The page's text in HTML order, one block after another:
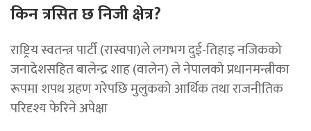
किन त्रसित छ निजी क्षेत्र?
राष्ट्रिय स्वतन्त्र पार्टी (रास्वपा)ले लगभग दुई-तिहाइ नजिकको
जनादेशसहित बालेन्द्र शाह (वालेन) ले नेपालको प्रधानमन्त्रीका
रूपमा शपथ ग्रहण गरेपछि मुलुकको आर्थिक तथा राजनीतिक
परिदृश्य फेरिने अपेक्षा